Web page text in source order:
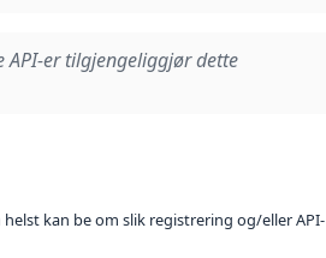
API-er tilgjengeliggjør dette
kan be om slik registrering og/eller API-